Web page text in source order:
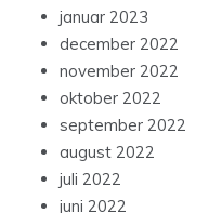
januar 2023
december 2022
november 2022
oktober 2022
september 2022
august 2022
juli 2022
juni 2022